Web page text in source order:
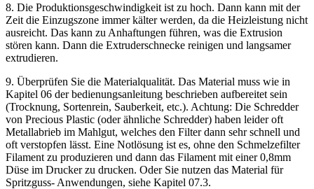
8. Die Produktionsgeschwindigkeit ist zu hoch. Dann kann mit der
Zeit die Einzugszone immer kälter werden, da die Heizleistung nicht
ausreicht. Das kann zu Anhaftungen führen, was die Extrusion
stören kann. Dann die Extruderschnecke reinigen und langsamer
extrudieren.
9. Überprüfen Sie die Materialqualität. Das Material muss wie in
Kapitel 06 der bedienungsanleitung beschrieben aufbereitet sein
(Trocknung, Sortenrein, Sauberkeit, etc.). Achtung: Die Schredder
von Precious Plastic (oder ähnliche Schredder) haben leider oft
Metallabrieb im Mahlgut, welches den Filter dann sehr schnell und
oft verstopfen lässt. Eine Notlösung ist es, ohne den Schmelzefilter
Filament zu produzieren und dann das Filament mit einer 0,8mm
Düse im Drucker zu drucken. Oder Sie nutzen das Material für
Spritzguss- Anwendungen, siehe Kapitel 07.3.